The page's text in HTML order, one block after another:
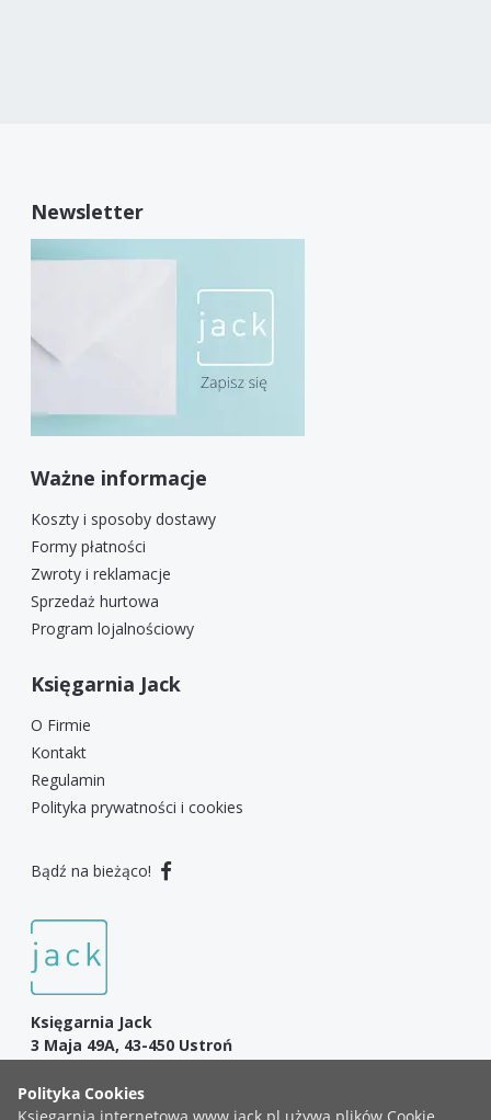
Newsletter
Ważne informacje
Koszty i sposoby dostawy
Formy płatności
Zwroty i reklamacje
Sprzedaż hurtowa
Program lojalnościowy
Księgarnia Jack
O Firmie
Kontakt
Regulamin
Polityka prywatności i cookies
Bądź na bieżąco!
Księgarnia Jack
3 Maja 49A, 43-450 Ustroń
Chrześcijańska księgarnia internetowa - literatura, Biblie,
gadżety, muzyka i wiele więcej!